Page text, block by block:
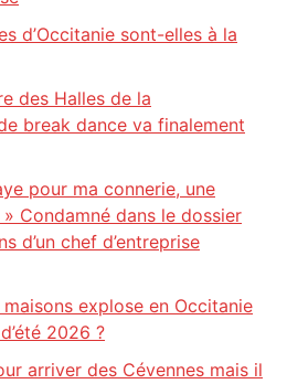
d’Occitanie sont-elles à la
des Halles de la
break dance va finalement
pour ma connerie, une
Condamné dans le dossier
d’un chef d’entreprise
maisons explose en Occitanie
2026 ?
arriver des Cévennes mais il